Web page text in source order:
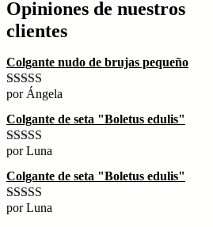
Opiniones de nuestros
clientes
Colgante nudo de brujas pequeño
Valorado con
por Ángela
Colgante de seta "Boletus edulis"
Valorado con
por Luna
Colgante de seta "Boletus edulis"
Valorado con
por Luna